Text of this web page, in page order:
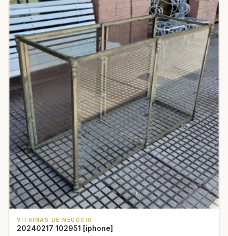
VITRINAS DE NEGOCIO
20240217 102951 [iphone]